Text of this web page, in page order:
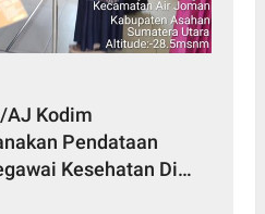
AJ Kodim
Pendataan
Kesehatan Di